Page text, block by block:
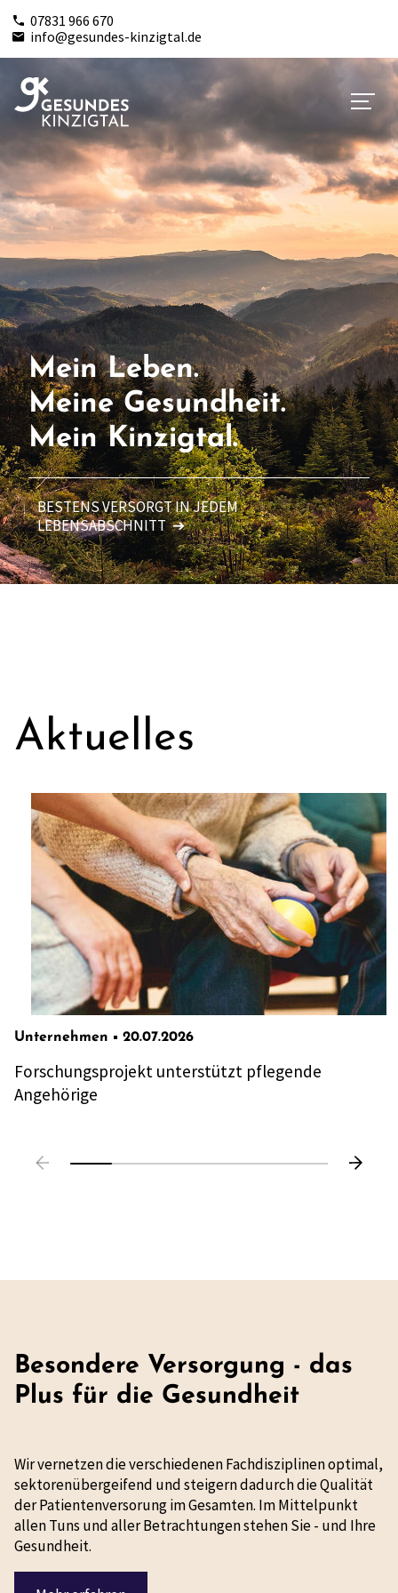
07831 966 670
info@gesundes-kinzigtal.de
Mein Leben.
Meine Gesundheit.
Mein Kinzigtal.
BESTENS VERSORGT IN JEDEM
LEBENSABSCHNITT ➔
Aktuelles
Unternehmen 20.07.2026
Forschungsprojekt unterstützt pflegende
Angehörige
Besondere Versorgung - das
Plus für die Gesundheit
Wir vernetzen die verschiedenen Fachdisziplinen optimal,
sektorenübergeifend und steigern dadurch die Qualität
der Patientenversorung im Gesamten. Im Mittelpunkt
allen Tuns und aller Betrachtungen stehen Sie - und Ihre
Gesundheit.